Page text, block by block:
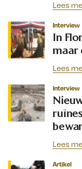
Lees
Interview
In
maar
Lees
Interview
Lees
Artikel